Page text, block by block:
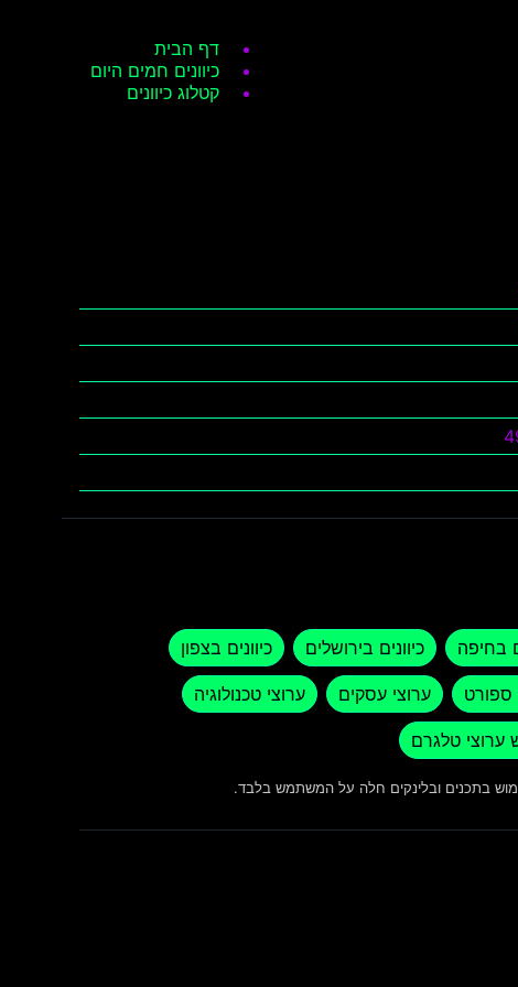
דף הבית
כיוונים חמים היום
קטלוג כיוונים
בחיפה כיוונים בירושלים כיוונים בצפון
ספורט ערוצי עסקים ערוצי טכנולוגיה
ערוצי טלגרם
בתכנים ובלינקים חלה על המשתמש בלבד.